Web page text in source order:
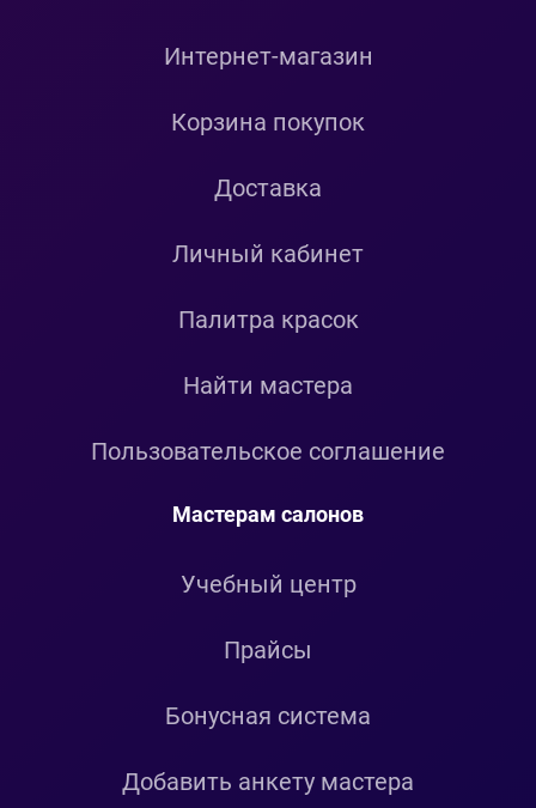
Интернет-магазин
Корзина покупок
Доставка
Личный кабинет
Палитра красок
Найти мастера
Пользовательское соглашение
Мастерам салонов
Учебный центр
Прайсы
Бонусная система
Добавить анкету мастера